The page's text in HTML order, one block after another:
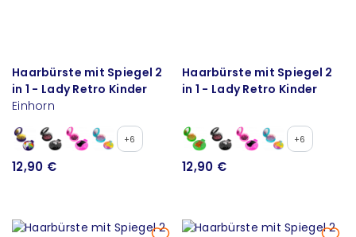
Haarbürste mit Spiegel 2
in 1 - Lady Retro Kinder
Einhorn
+6
12,90 €
Haarbürste mit Spiegel 2
in 1 - Lady Retro Kinder
+6
12,90 €